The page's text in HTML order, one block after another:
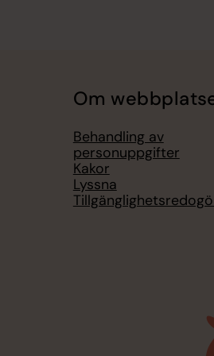
Om
Behandling av
personuppgifter
Kakor
Lyssna